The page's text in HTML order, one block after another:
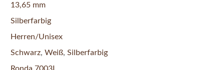
13,65 mm
Silberfarbig
Herren/Unisex
Schwarz, Weiß, Silberfarbig